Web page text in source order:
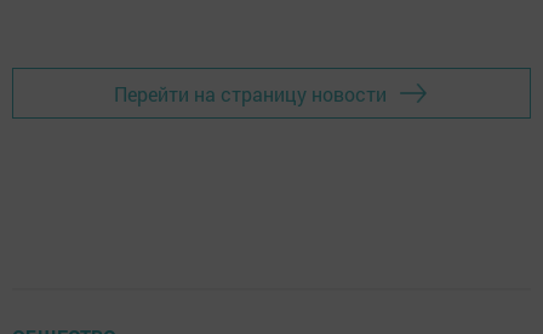
Перейти на страницу новости